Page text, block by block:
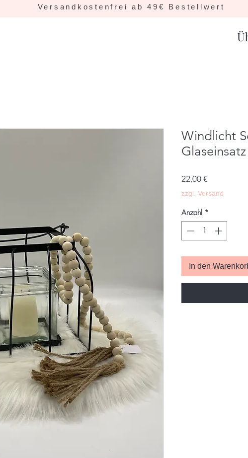
Versandkostenfrei ab 49€ Bestellwert
Windlicht
Glaseinsatz
22,00 €Preis
zzgl. Versand
Anzahl *
In den